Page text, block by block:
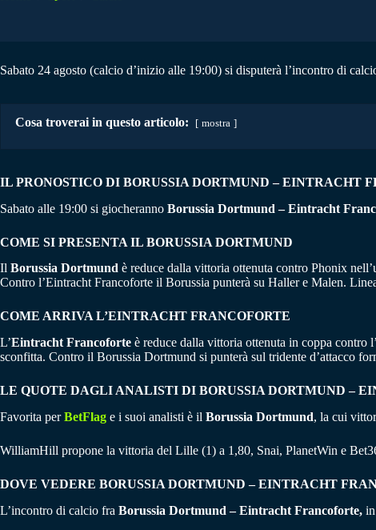
Sabato 24 agosto (calcio d’inizio alle 19:00) si disputerà l’incontro di
Cosa troverai in questo articolo: mostra
IL PRONOSTICO DI BORUSSIA DORTMUND – EINTRACHT
Sabato alle 19:00 si giocheranno Borussia Dortmund – Eintracht
COME SI PRESENTA IL BORUSSIA DORTMUND
Il Borussia Dortmund è reduce dalla vittoria ottenuta contro Phonix
Contro l’Eintracht Francoforte il Borussia punterà su Haller e Malen.
COME ARRIVA L’EINTRACHT FRANCOFORTE
L’Eintracht Francoforte è reduce dalla vittoria ottenuta in coppa contro
sconfitta. Contro il Borussia Dortmund si punterà sul tridente d’attacco
LE QUOTE DAGLI ANALISTI DI BORUSSIA DORTMUND –
Favorita perBetFlag e i suoi analisti è il Borussia Dortmund, la cui
WilliamHill propone la vittoria del Lille (1) a 1,80, Snai, PlanetWin e
DOVE VEDERE BORUSSIA DORTMUND – EINTRACHT
L’incontro di calcio fra Borussia Dortmund – Eintracht Francoforte,